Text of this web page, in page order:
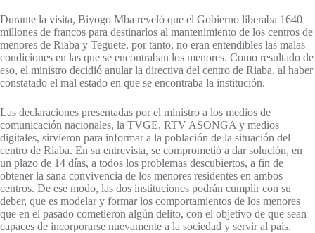
Durante la visita, Biyogo Mba reveló que el Gobierno liberaba 1640
millones de francos para destinarlos al mantenimiento de los centros de
menores de Riaba y Teguete, por tanto, no eran entendibles las malas
condiciones en las que se encontraban los menores. Como resultado de
eso, el ministro decidió anular la directiva del centro de Riaba, al haber
constatado el mal estado en que se encontraba la institución.
Las declaraciones presentadas por el ministro a los medios de
comunicación nacionales, la TVGE, RTV ASONGA y medios
digitales, sirvieron para informar a la población de la situación del
centro de Riaba. En su entrevista, se comprometió a dar solución, en
un plazo de 14 días, a todos los problemas descubiertos, a fin de
obtener la sana convivencia de los menores residentes en ambos
centros. De ese modo, las dos instituciones podrán cumplir con su
deber, que es modelar y formar los comportamientos de los menores
que en el pasado cometieron algún delito, con el objetivo de que sean
capaces de incorporarse nuevamente a la sociedad y servir al país.